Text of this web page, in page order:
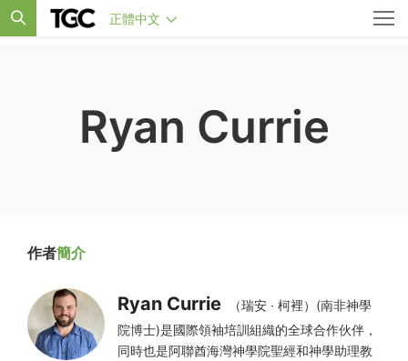
正體中文
Ryan Currie
作者簡介
Ryan Currie
（瑞安 · 柯裡）(南非神學
院博士)是國際領袖培訓組織的全球合作伙伴，
同時也是阿聯酋海灣神學院聖經和神學助理教